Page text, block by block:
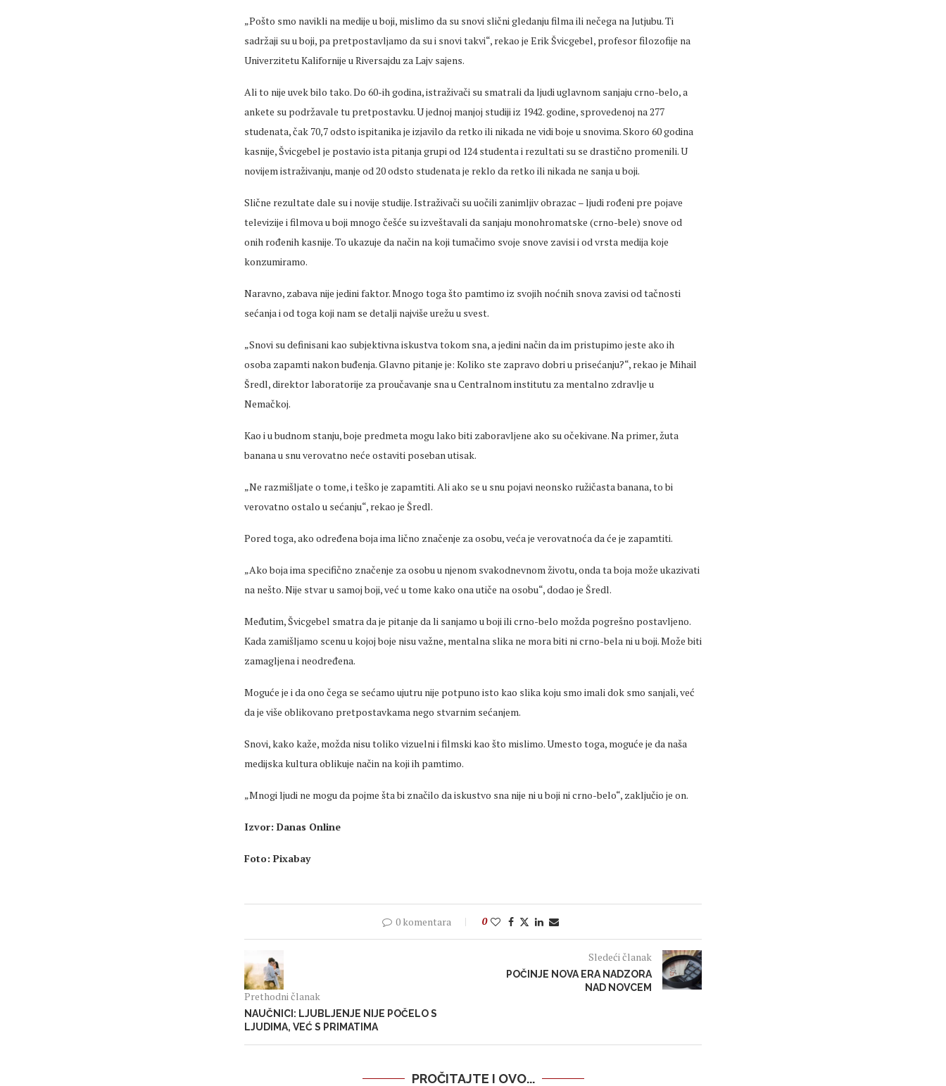
„Pošto smo navikli na medije u boji, mislimo da su snovi slični gledanju filma ili nečega naJutjubu. Ti
sadržaji su u boji, pa pretpostavljamo da su i snovi takvi“, rekao je Erik Švicgebel, profesor filozofije na
Univerzitetu Kalifornije uRiversajdu zaLajv sajens.
Ali to nije uvekbilo tako. Do 60-ih godina, istraživači su smatrali daljudiuglavnom sanjaju crno-belo, a
ankete su podržavale tu pretpostavku. U jednoj manjoj studiji iz 1942. godine, sprovedenoj na 277
studenata, čak 70,7 odsto ispitanika je izjavilo da retko ili nikada ne vidi boje u snovima. Skoro 60 godina
kasnije, Švicgebel je postavio ista pitanja grupi od 124 studenta i rezultati su se drastično promenili. U
novijem istraživanju, manje od 20 odsto studenata je reklo da retko ili nikada ne sanja u boji.
Slične rezultate dale su i novije studije. Istraživači su uočili zanimljiv obrazac –ljudi rođeni pre pojave
televizije i filmova u boji mnogo češće suizveštavalida sanjaju monohromatske (crno-bele) snove od
onih rođenih kasnije. To ukazuje da način na koji tumačimo svoje snove zavisi i od vrsta medija koje
konzumiramo.
Naravno, zabava nije jedini faktor. Mnogo toga što pamtimo iz svojih noćnih snova zavisi od tačnosti
sećanjai od toga koji nam se detalji najviše urežu u svest.
„Snovi su definisani kao subjektivna iskustva tokom sna, a jedini način da im pristupimo jeste ako ih
osoba zapamti nakon buđenja. Glavno pitanje je: Koliko ste zapravo dobri u prisećanju?“, rekao je Mihail
Šredl, direktor laboratorije za proučavanje sna u Centralnom institutu za mentalno zdravlje u
Nemačkoj.
Kao i u budnom stanju, boje predmeta mogu lako biti zaboravljene ako su očekivane. Na primer, žuta
banana u snuverovatno neće ostaviti poseban utisak.
„Ne razmišljate o tome, i teško je zapamtiti. Ali ako se u snu pojavi neonsko ružičasta banana, to bi
verovatno ostalo u sećanju“, rekao je Šredl.
Pored toga, ako određena boja ima lično značenje za osobu, veća je verovatnoćada će je zapamtiti.
„Ako boja ima specifično značenje za osobu u njenom svakodnevnom životu, onda ta boja može ukazivati
na nešto. Nije stvar u samoj boji, već u tome kako ona utiče na osobu“, dodao je Šredl.
Međutim, Švicgebel smatra da je pitanje da li sanjamo u boji ili crno-belo možda pogrešno postavljeno.
Kada zamišljamo scenu u kojoj boje nisu važne, mentalna slika ne mora biti ni crno-bela ni u boji. Može biti
zamagljena i neodređena.
Moguće je i da ono čega se sećamo ujutru nije potpuno isto kao slika koju smo imali dok smo sanjali, već
da je više oblikovano pretpostavkama nego stvarnim sećanjem.
Snovi, kako kaže, možda nisu toliko vizuelni i filmski kao što mislimo. Umesto toga, moguće je da naša
medijska kultura oblikuje način na koji ih pamtimo.
„Mnogiljudi ne mogu da pojme šta bi značilo da iskustvo sna nije ni u boji ni crno-belo“, zaključio je on.
Izvor: Danas Online
Foto: Pixabay
0 komentara 0
Prethodni članak
NAUČNICI: LJUBLJENJE NIJE POČELO S
LJUDIMA, VEĆ S PRIMATIMA
Sledeći članak
POČINJE NOVA ERA NADZORA
NAD NOVCEM
PROČITAJTE I OVO...